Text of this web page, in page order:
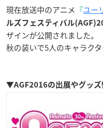
現在放送中のアニメ 『ユー
ルズフェスティバル
ザインが公開されました。
秋の装いで5人のキャラクタ
▼AGF2016の出展やグッズ